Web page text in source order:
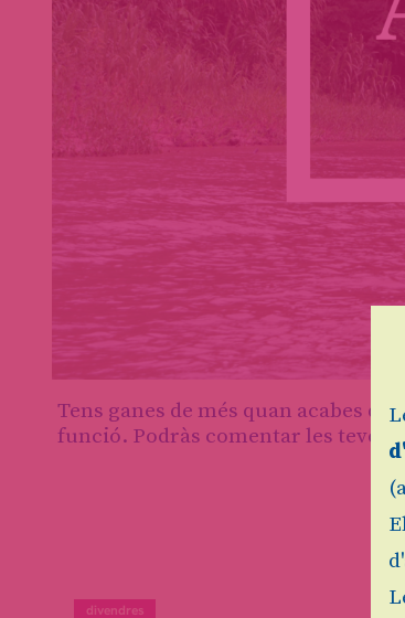
Tens ganes de més quan acabes de
funció. Podràs comentar les teves
divendres